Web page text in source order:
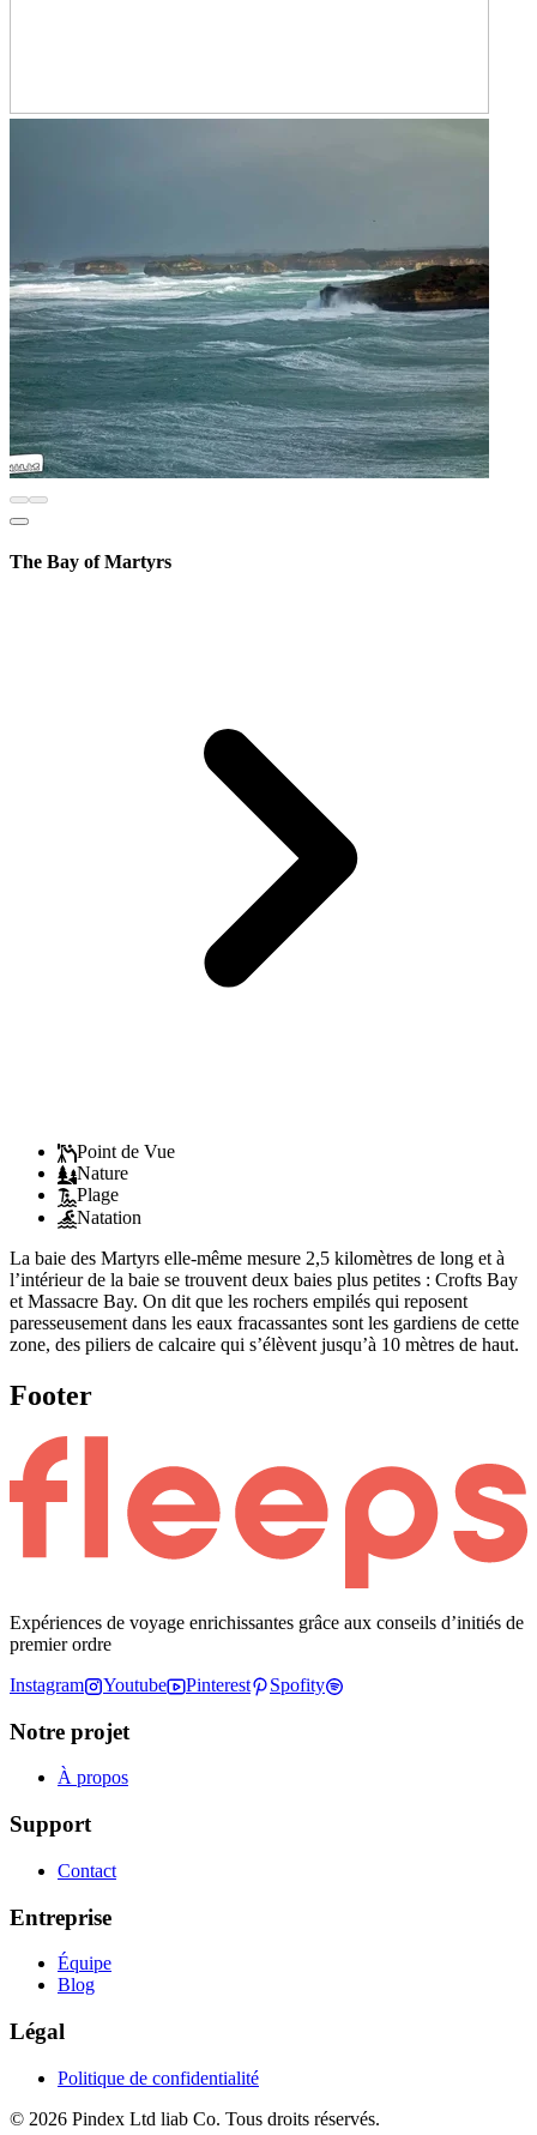
The Bay of Martyrs
Point de Vue
Nature
Plage
Natation
La baie des Martyrs elle-même mesure 2,5 kilomètres de long et à
l’intérieur de la baie se trouvent deux baies plus petites : Crofts Bay
et Massacre Bay. On dit que les rochers empilés qui reposent
paresseusement dans les eaux fracassantes sont les gardiens de cette
zone, des piliers de calcaire qui s’élèvent jusqu’à 10 mètres de haut.
Footer
Expériences de voyage enrichissantes grâce aux conseils d’initiés de
premier ordre
Instagram
Youtube Pinterest Spofity
Notre projet
À propos
Support
Contact
Entreprise
Équipe
Blog
Légal
Politique de confidentialité
© 2026 Pindex Ltd liab Co. Tous droits réservés.